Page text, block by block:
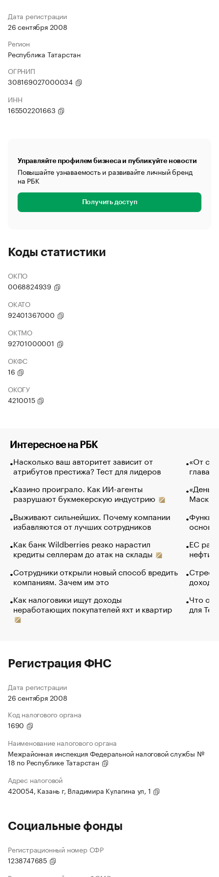
Дата регистрации
26 сентября 2008
Регион
Республика Татарстан
ОГРНИП
308169027000034
ИНН
165502201663
Управляйте профилем бизнеса и публикуйте новости
Повышайте узнаваемость и развивайте личный бренд
на РБК
Получить доступ
Коды статистики
ОКПО
0068824939
ОКАТО
92401367000
ОКТМО
92701000001
ОКФС
16
ОКОГУ
4210015
Интересное на РБК
Насколько ваш авторитет зависит от
атрибутов престижа? Тест для лидеров
Казино проиграло. Как ИИ-агенты
разрушают букмекерскую индустрию
Выживают сильнейших. Почему компании
избавляются от лучших сотрудников
Как банк Wildberries резко нарастил
кредиты селлерам до атак на склады
Сотрудники открыли новый способ вредить
компаниям. Зачем им это
Как налоговики ищут доходы
неработающих покупателей яхт и квартир
«От
глава
Маск в
основ
ЕС
нефти
Что
для
Регистрация ФНС
Дата регистрации
26 сентября 2008
Код налогового органа
1690
Наименование налогового органа
Межрайонная инспекция Федеральной налоговой службы №
18 по Республике Татарстан
Адрес налоговой
420054, Казань г, Владимира Кулагина ул, 1
Социальные фонды
Регистрационный номер СФР
1238747685